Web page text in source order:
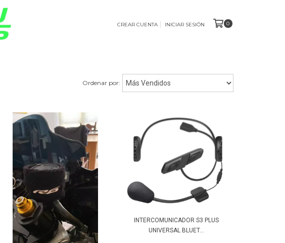
CREAR CUENTA INICIAR SESIÓN 0
Ordenar por:
INTERCOMUNICADOR S3 PLUS
UNIVERSAL BLUET...